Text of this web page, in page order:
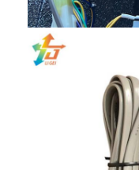
품질 관리
저희와 연락